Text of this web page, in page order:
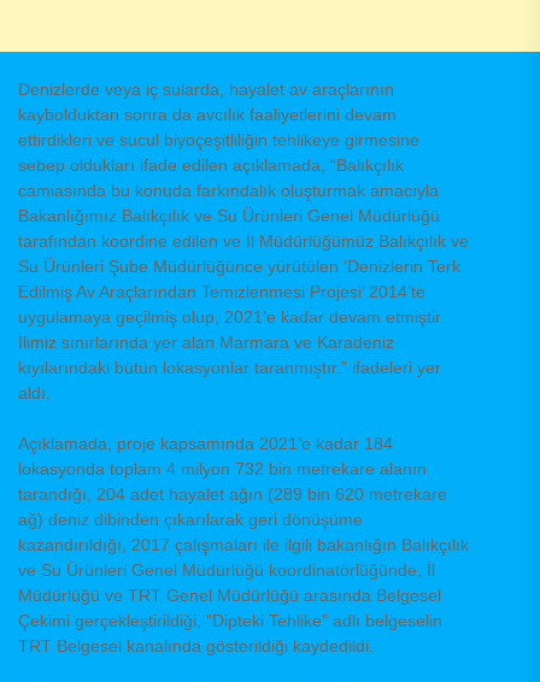
Denizlerde veya iç sularda, hayalet av araçlarının
kaybolduktan sonra da avcılık faaliyetlerini devam
ettirdikleri ve sucul biyoçeşitliliğin tehlikeye girmesine
sebep oldukları ifade edilen açıklamada, “Balıkçılık
camiasında bu konuda farkındalık oluşturmak amacıyla
Bakanlığımız Balıkçılık ve Su Ürünleri Genel Müdürlüğü
tarafından koordine edilen ve İl Müdürlüğümüz Balıkçılık ve
Su Ürünleri Şube Müdürlüğünce yürütülen ‘Denizlerin Terk
Edilmiş Av Araçlarından Temizlenmesi Projesi’ 2014’te
uygulamaya geçilmiş olup, 2021’e kadar devam etmiştir.
İlimiz sınırlarında yer alan Marmara ve Karadeniz
kıyılarındaki bütün lokasyonlar taranmıştır.” ifadeleri yer
aldı.
Açıklamada, proje kapsamında 2021’e kadar 184
lokasyonda toplam 4 milyon 732 bin metrekare alanın
tarandığı, 204 adet hayalet ağın (289 bin 620 metrekare
ağ) deniz dibinden çıkarılarak geri dönüşüme
kazandırıldığı, 2017 çalışmaları ile ilgili bakanlığın Balıkçılık
ve Su Ürünleri Genel Müdürlüğü koordinatörlüğünde, İl
Müdürlüğü ve TRT Genel Müdürlüğü arasında Belgesel
Çekimi gerçekleştirildiği, “Dipteki Tehlike” adlı belgeselin
TRT Belgesel kanalında gösterildiği kaydedildi.